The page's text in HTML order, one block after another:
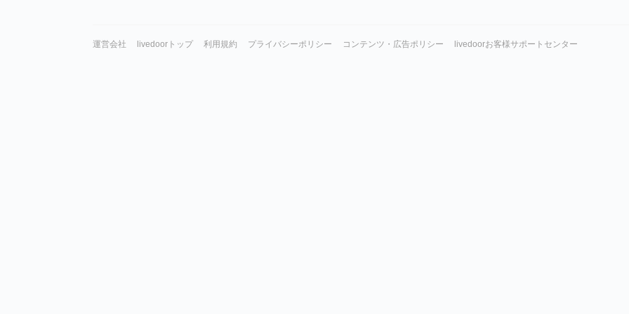
運営会社 livedoorトップ 利用規約 プライバシーポリシー コンテンツ・広告ポリシー livedoorお客様サポートセンター